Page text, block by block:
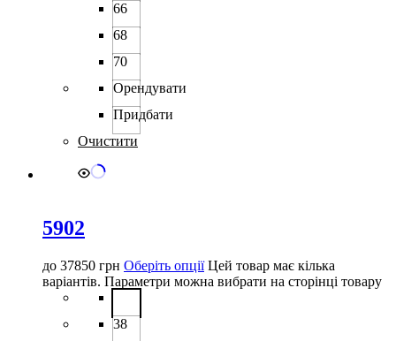
66
68
70
Орендувати
Придбати
Очистити
5902
до 37850 грн Оберіть опції Цей товар має кілька
варіантів. Параметри можна вибрати на сторінці товару
38